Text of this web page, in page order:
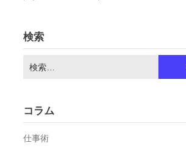
検索
検
索:
コラム
仕事術